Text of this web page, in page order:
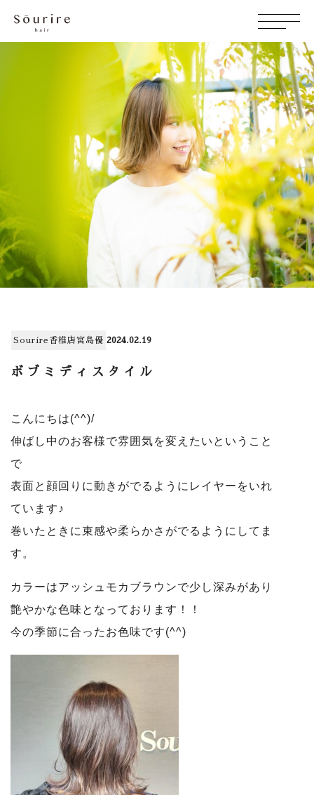
Sourire香椎店宮島優 2024.02.19
ボブミディスタイル
こんにちは(^^)/
伸ばし中のお客様で雰囲気を変えたいということ
で
表面と顔回りに動きがでるようにレイヤーをいれ
ています♪
巻いたときに束感や柔らかさがでるようにしてま
す。
カラーはアッシュモカブラウンで少し深みがあり
艶やかな色味となっております！！
今の季節に合ったお色味です(^^)